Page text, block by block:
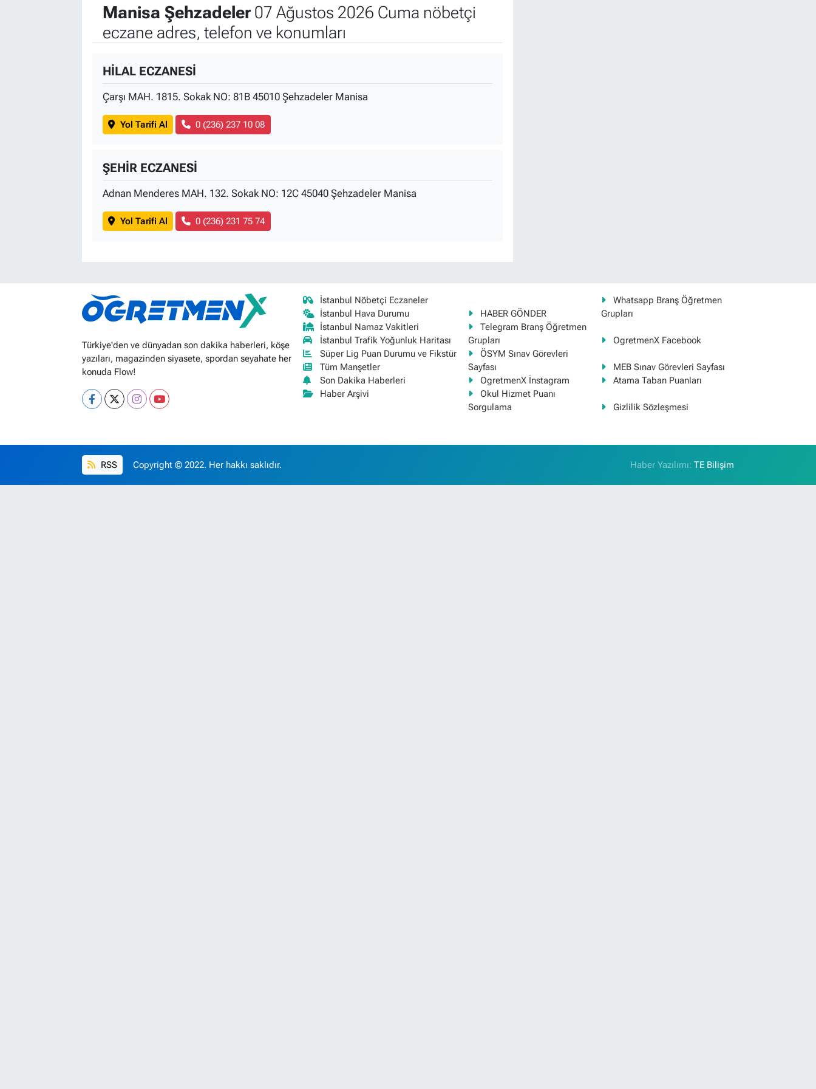
Manisa Şehzadeler07 Ağustos 2026 Cuma nöbetçi
eczane adres, telefon ve konumları
HİLAL ECZANESİ
Çarşı MAH. 1815. Sokak NO: 81B 45010 Şehzadeler Manisa
Yol Tarifi Al 0 (236) 237 10 08
ŞEHİR ECZANESİ
Adnan Menderes MAH. 132. Sokak NO: 12C 45040 Şehzadeler Manisa
Yol Tarifi Al 0 (236) 231 75 74
Türkiye'den ve dünyadan son dakika haberleri, köşe
yazıları, magazinden siyasete, spordan seyahate her
konuda Flow!
İstanbul Nöbetçi Eczaneler
İstanbul Hava Durumu
İstanbul Namaz Vakitleri
İstanbul Trafik Yoğunluk Haritası
Süper Lig Puan Durumu ve Fikstür
Tüm Manşetler
Son Dakika Haberleri
Haber Arşivi
HABER GÖNDER
Whatsapp Branş Öğretmen
Grupları
Telegram Branş Öğretmen
Grupları
OgretmenX Facebook
ÖSYM Sınav Görevleri
Sayfası
MEB Sınav Görevleri Sayfası
OgretmenX İnstagram
Atama Taban Puanları
Okul Hizmet Puanı
Sorgulama
Gizlilik Sözleşmesi
RSS Copyright © 2022. Her hakkı saklıdır. Haber Yazılımı:TE Bilişim